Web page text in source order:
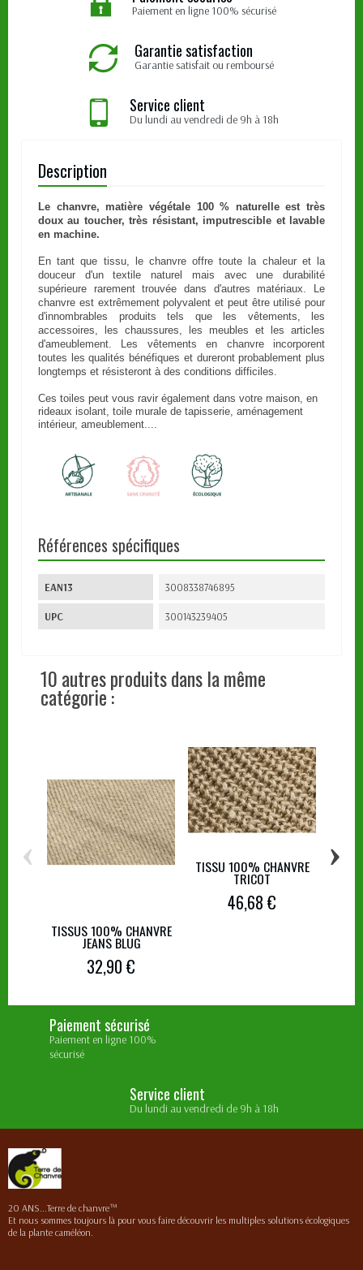
Paiement en ligne 100% sécurisé
Garantie satisfaction
Garantie satisfait ou remboursé
Service client
Du lundi au vendredi de 9h à 18h
Description
Le chanvre, matière végétale 100 % naturelle est très
doux au toucher, très résistant, imputrescible et lavable
en machine.
En tant que tissu, le chanvre offre toute la chaleur et la
douceur d'un textile naturel mais avec une durabilité
supérieure rarement trouvée dans d'autres matériaux. Le
chanvre est extrêmement polyvalent et peut être utilisé pour
d'innombrables produits tels que les vêtements, les
accessoires, les chaussures, les meubles et les articles
d'ameublement. Les vêtements en chanvre incorporent
toutes les qualités bénéfiques et dureront probablement plus
longtemps et résisteront à des conditions difficiles.
Ces toiles peut vous ravir également dans votre maison, en
rideaux isolant, toile murale de tapisserie, aménagement
intérieur, ameublement....
Références spécifiques
EAN13 3008338746895
UPC 300143239405
10 autres produits dans la même
catégorie :
TISSUS 100% CHANVRE
JEANS BLUG
32,90 €
TISSU 100% CHANVRE
TRICOT
46,68 €
‹ ›
Paiement sécurisé
Paiement en ligne 100%
sécurisé
Service client
Du lundi au vendredi de 9h à 18h
20 ANS...Terre de chanvre™
Et nous sommes toujours là pour vous faire découvrir les multiples solutions écologiques
de la plante caméléon.